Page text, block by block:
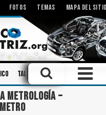
FOTOS TEMAS MAPA DEL
Talleres Inyectores
METROLOGÍA –